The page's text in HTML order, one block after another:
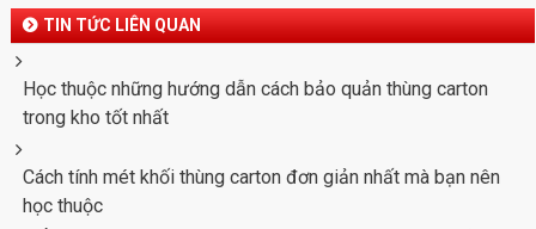
TIN TỨC LIÊN QUAN
Học thuộc những hướng dẫn cách bảo quản thùng carton
trong kho tốt nhất
Cách tính mét khối thùng carton đơn giản nhất mà bạn nên
học thuộc